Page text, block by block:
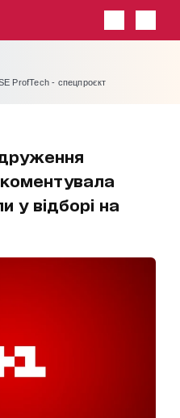
ProfTech - спецпроєкт
у відборі на